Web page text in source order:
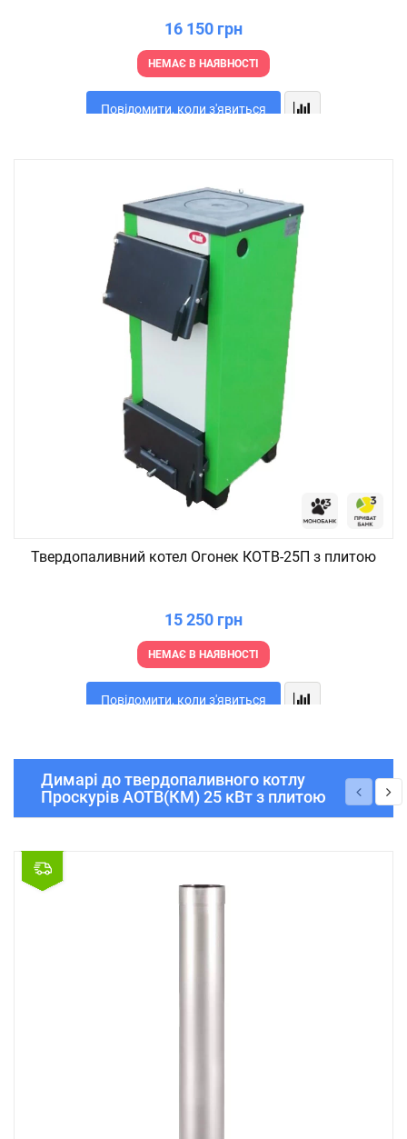
16 150 грн
НЕМАЄ В НАЯВНОСТІ
Повідомити, коли з'явиться
Твердопаливний котел Огонек КОТВ-25П з плитою
15 250 грн
НЕМАЄ В НАЯВНОСТІ
Повідомити, коли з'явиться
Димарі до твердопаливного котлу
Проскурів АОТВ(КМ) 25 кВт з плитою